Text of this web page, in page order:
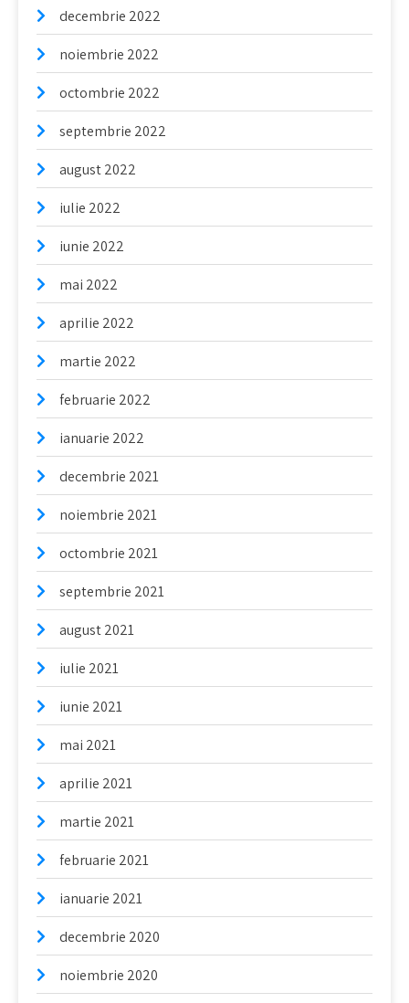
decembrie 2022
noiembrie 2022
octombrie 2022
septembrie 2022
august 2022
iulie 2022
iunie 2022
mai 2022
aprilie 2022
martie 2022
februarie 2022
ianuarie 2022
decembrie 2021
noiembrie 2021
octombrie 2021
septembrie 2021
august 2021
iulie 2021
iunie 2021
mai 2021
aprilie 2021
martie 2021
februarie 2021
ianuarie 2021
decembrie 2020
noiembrie 2020